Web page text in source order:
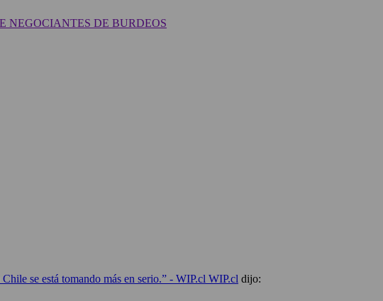
NEGOCIANTES DE BURDEOS
se está tomando más en serio.” - WIP.cl WIP.cl dijo: